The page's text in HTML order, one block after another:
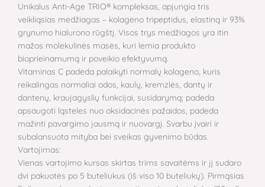
Unikalus Anti-Age TRIO® kompleksas, apjungia tris
veikliąsias medžiagas – kolageno tripeptidus, elastiną ir 93%
grynumo hialurono rūgštį. Visos trys medžiagos yra itin
mažos molekulinės masės, kuri lemia produkto
bioprieinamumą ir poveikio efektyvumą.
Vitaminas C padeda palaikyti normalų kolageno, kuris
reikalingas normaliai odos, kaulų, kremzlės, dantų ir
dantenų, kraujagyslių funkcijai, susidarymą; padeda
apsaugoti ląsteles nuo oksidacinės pažaidos, padeda
mažinti pavargimo jausmą ir nuovargį. Svarbu įvairi ir
subalansuota mityba bei sveikas gyvenimo būdas.
Vartojimas:
Vienas vartojimo kursas skirtas trims savaitėms ir jį sudaro
dvi pakuotės po 5 buteliukus (iš viso 10 buteliukų). Pirmąsias